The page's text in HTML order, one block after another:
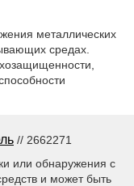
металлических
средах.
// 2662271
или обнаружения с
и может быть